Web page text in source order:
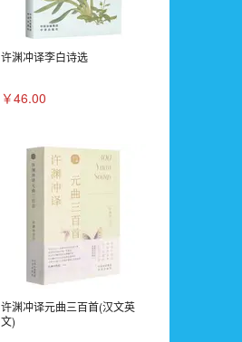
许渊冲译李白诗选
￥46.00
许渊冲译元曲三百首(汉文英
文)